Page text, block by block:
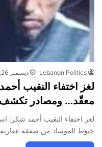
Lebanon Politics ديسمبر 26, 2025
لغز اختفاء النقيب
معقّد… ومصادر تكشف
لغز اختفاء النقيب أحمد شكر:
خيوط الموساد من صفقة عقارية